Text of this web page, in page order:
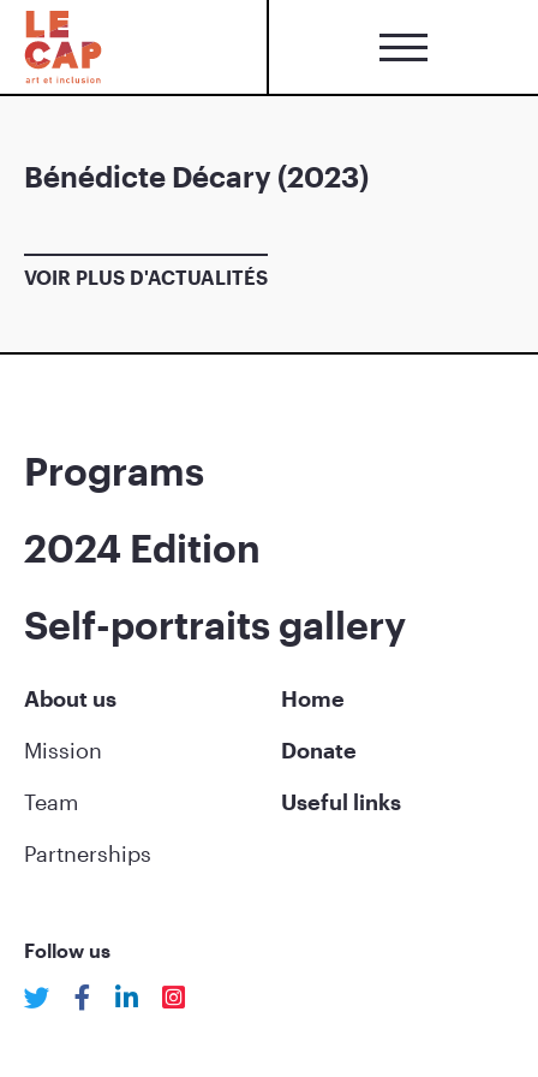
Bénédicte Décary (2023)
VOIR PLUS D'ACTUALITÉS
Programs
2024 Edition
Self-portraits gallery
About us
Mission
Team
Partnerships
Home
Donate
Useful links
Follow us